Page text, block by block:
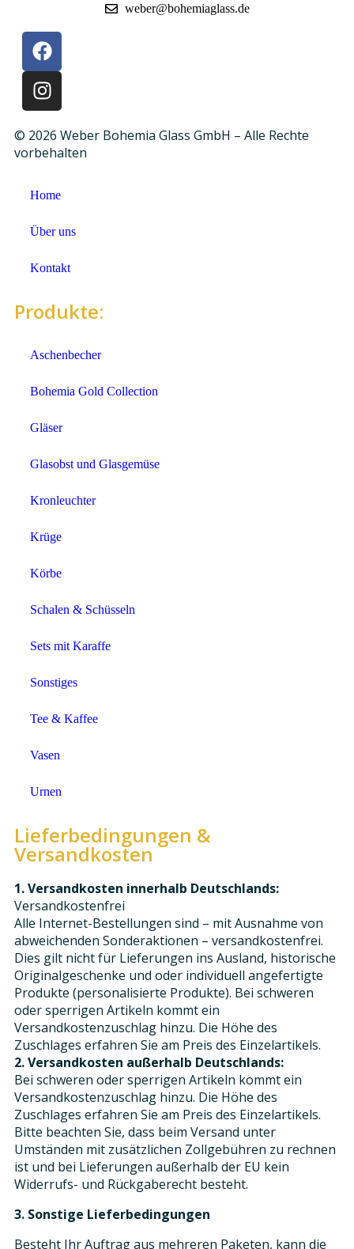
weber@bohemiaglass.de
© 2026 Weber Bohemia Glass GmbH – Alle Rechte
vorbehalten
Home
Über uns
Kontakt
Produkte:
Aschenbecher
Bohemia Gold Collection
Gläser
Glasobst und Glasgemüse
Kronleuchter
Krüge
Körbe
Schalen & Schüsseln
Sets mit Karaffe
Sonstiges
Tee & Kaffee
Vasen
Urnen
Lieferbedingungen &
Versandkosten
1. Versandkosten innerhalb Deutschlands:
Versandkostenfrei
Alle Internet-Bestellungen sind – mit Ausnahme von
abweichenden Sonderaktionen – versandkostenfrei.
Dies gilt nicht für Lieferungen ins Ausland, historische
Originalgeschenke und oder individuell angefertigte
Produkte (personalisierte Produkte). Bei schweren
oder sperrigen Artikeln kommt ein
Versandkostenzuschlag hinzu. Die Höhe des
Zuschlages erfahren Sie am Preis des Einzelartikels.
2. Versandkosten außerhalb Deutschlands:
Bei schweren oder sperrigen Artikeln kommt ein
Versandkostenzuschlag hinzu. Die Höhe des
Zuschlages erfahren Sie am Preis des Einzelartikels.
Bitte beachten Sie, dass beim Versand unter
Umständen mit zusätzlichen Zollgebühren zu rechnen
ist und bei Lieferungen außerhalb der EU kein
Widerrufs- und Rückgaberecht besteht.
3. Sonstige Lieferbedingungen
Besteht Ihr Auftrag aus mehreren Paketen, kann die